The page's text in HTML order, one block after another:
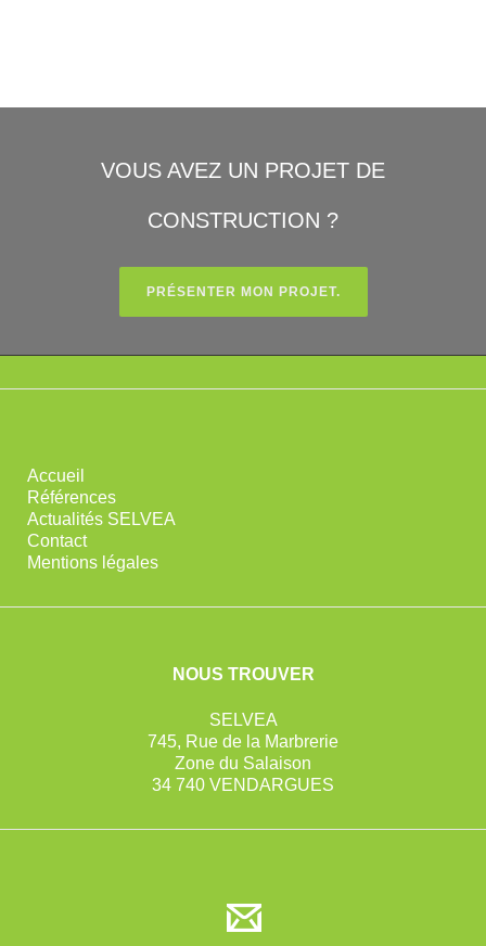
VOUS AVEZ UN PROJET DE
CONSTRUCTION ?
PRÉSENTER MON PROJET.
Accueil
Références
Actualités SELVEA
Contact
Mentions légales
NOUS TROUVER
SELVEA
745, Rue de la Marbrerie
Zone du Salaison
34 740 VENDARGUES